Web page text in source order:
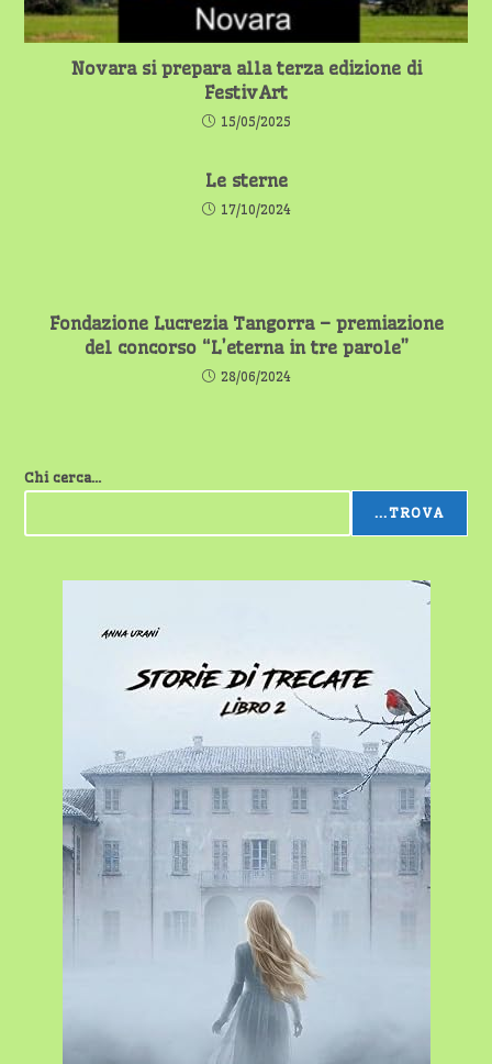
Novara si prepara alla terza edizione di
FestivArt
15/05/2025
Le sterne
17/10/2024
Fondazione Lucrezia Tangorra – premiazione
del concorso “L’eterna in tre parole”
28/06/2024
Chi cerca...
...TROVA